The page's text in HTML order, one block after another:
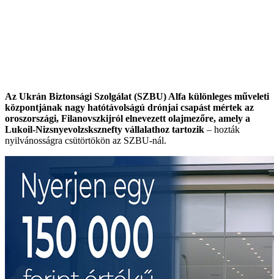
Az Ukrán Biztonsági Szolgálat (SZBU) Alfa különleges műveleti
központjának nagy hatótávolságú drónjai csapást mértek az
oroszországi, Filanovszkijról elnevezett olajmezőre, amely a
Lukoil-Nizsnyevolzsksznefty vállalathoz tartozik – hozták
nyilvánosságra csütörtökön az SZBU-nál.